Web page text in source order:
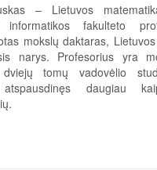
– Lietuvos
fakulteto
mokslų daktaras,
narys. Profesorius yra
tomų vadovėlio
atspausdinęs daugiau